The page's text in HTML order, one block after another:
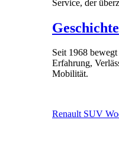
Service, der
Geschichte
Seit 1968
Erfahrung,
Mobilität.
Renault SUV